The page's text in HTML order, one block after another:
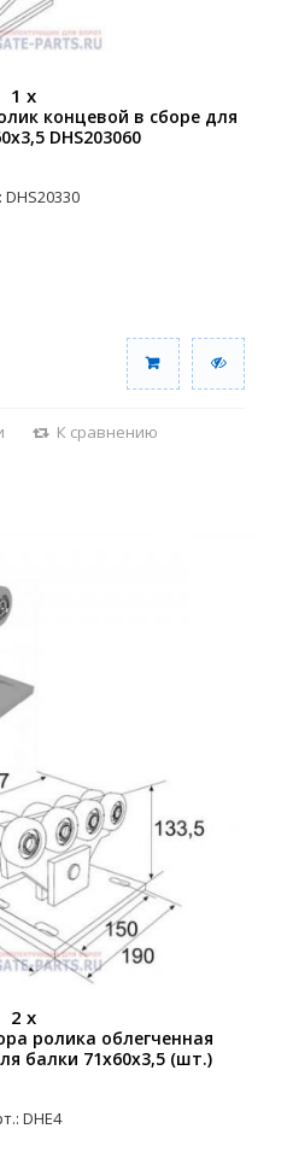
1 x
концевой в сборе для
DHS203060
DHS20330
К сравнению
2 x
ролика облегченная
балки 71х60х3,5 (шт.)
DHE4